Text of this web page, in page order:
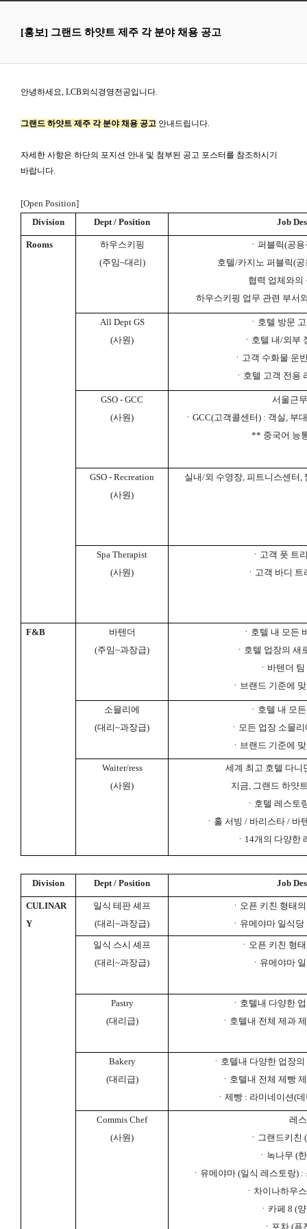
[홍보] 그랜드 하얏트 제주 각 분야 채용 공고
안녕하세요, LCB외식경영전공입니다.
그랜드 하얏트 제주 각 분야 채용 공고 안내드립니다.
자세한 사항은 하단의 포지션 안내 및 첨부된 공고 포스터를 참조하시기
바랍니다.
[Open Position]
Division
Dept / Position Job
Rooms
하우스키핑
(주임~대리)
ㆍ퍼블릭(공
호텔/카지노 퍼블릭(
협력 업체와의
하우스키핑 업무 관련 부서
All Dept GS
(사원)
ㆍ호텔 방문
ㆍ호텔 내/외부
ㆍ고객 수화물 운
ㆍ호텔 고객 전용
GSO - GCC
(사원)
서울근무
ㆍ GCC(고객콜센터) : 객실, 부
** 중국어 능
GSO - Recreation
(사원)
실내/외 수영장, 피트니스센터,
Spa Therapist
(사원)
ㆍ고객 풋 트
ㆍ고객 바디
F&B
바텐더
(주임~과장급)
ㆍ호텔 내 모든
ㆍ호텔 업장의 새
ㆍ바텐더
ㆍ브랜드 기준에
소믈리에
(대리~과장급)
ㆍ호텔 내 모
ㆍ모든 업장 소믈
ㆍ브랜드 기준에
Waiter/ress
(사원)
세계 최고 호텔 다니
지금, 그랜드 하얏
ㆍ호텔 레스토
ㆍ홀 서빙 / 바리스타/ 바
ㆍ 14개의 다양한
Division Dept / Position Job
CULINAR
Y
일식 테판 셰프
(대리~과장급)
ㆍ오픈 키친 형태
ㆍ유메야마 일식당
일식 스시 셰프
(대리~과장급)
ㆍ오픈 키친 형
ㆍ유메야마
Pastry
(대리급)
ㆍ호텔내 다양한
ㆍ호텔내 전체 제과
Bakery
(대리급)
ㆍ호텔내 다양한 업장
ㆍ호텔내 전체 제빵
ㆍ제빵: 라미네이션(데
Commis Chef
(사원)
레
ㆍ그랜드키친 (
ㆍ녹나무 (
ㆍ유메야마 (일식 레스토랑) :
ㆍ차이나하우스
ㆍ카페 8 (
ㆍ포차(퓨